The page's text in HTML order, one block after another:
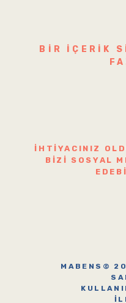
BIR IÇERIK
İHTIYACINIZ
BIZI SOSYAL
MABENS©